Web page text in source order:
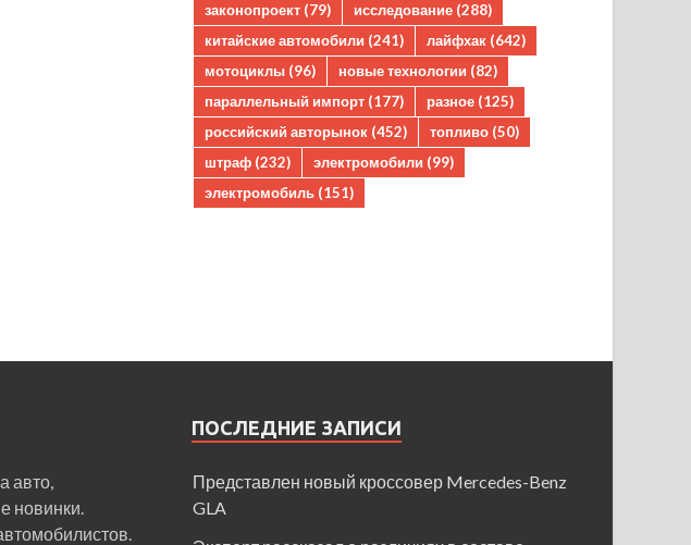
законопроект (79) исследование (288)
китайские автомобили (241) лайфхак (642)
мотоциклы (96) новые технологии (82)
параллельный импорт (177) разное (125)
российский авторынок (452) топливо (50)
штраф (232) электромобили (99)
электромобиль (151)
авто,
новинки.
ПОСЛЕДНИЕ ЗАПИСИ
Представлен новый кроссовер Mercedes-Benz
GLA